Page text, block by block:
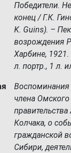
Победители.
конец / Г.К.
K. Guins). –
возрождения
Харбине, 1921.
л. портр., 1 л.
Воспоминания
члена Омского
правительства
Колчака, о
гражданской
Сибири,